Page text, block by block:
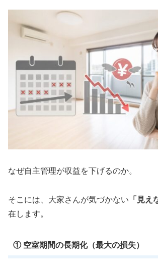
なぜ自主管理が収益を下げるのか。
そこには、大家さんが気づかない 「見え
在します。
① 空室期間の長期化（最大の損失）